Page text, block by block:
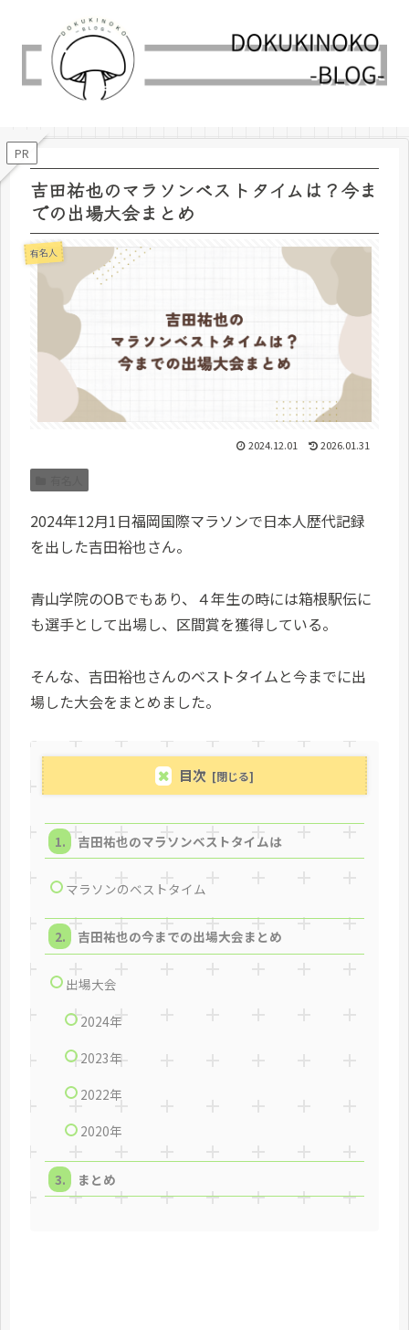
PR
吉田祐也のマラソンベストタイムは？今ま
での出場大会まとめ
有名人
2024.12.01 2026.01.31
2024年12月1日福岡国際マラソンで日本人歴代記録
を出した吉田裕也さん。
青山学院のOBでもあり、４年生の時には箱根駅伝に
も選手として出場し、区間賞を獲得している。
そんな、吉田裕也さんのベストタイムと今までに出
場した大会をまとめました。
目次
吉田祐也のマラソンベストタイムは
マラソンのベストタイム
吉田祐也の今までの出場大会まとめ
出場大会
2024年
2023年
2022年
2020年
まとめ